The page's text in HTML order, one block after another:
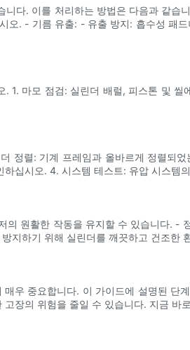
다. 이를 처리하는 방법은 다음과 같
오. - 기름 유출: - 유출 방지: 흡수성 패
1. 마모 점검: 실린더 배럴, 피스톤 및
정렬: 기계 프레임과 올바르게 정렬되
십시오. 4. 시스템 테스트: 유압 시스템
원활한 작동을 유지할 수 있습니다.
지하기 위해 실린더를 깨끗하고 건조한
우 중요합니다. 이 가이드에 설명된
장의 위험을 줄일 수 있습니다. 지금